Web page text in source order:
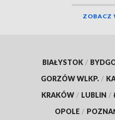
ZOBACZ
BIAŁYSTOK /
GORZÓW WLKP. /
KRAKÓW / LUBLIN /
OPOLE /